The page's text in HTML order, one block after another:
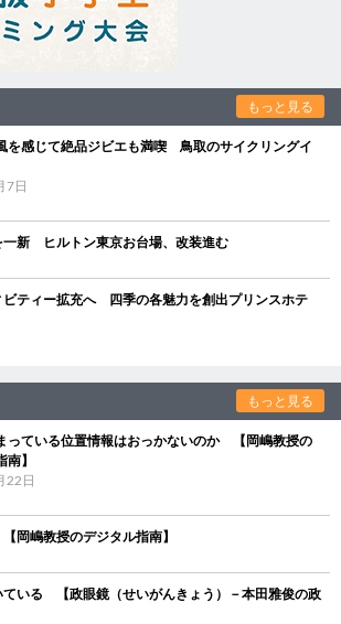
もっと見る
を感じて絶品ジビエも満喫 鳥取のサイクリングイ
7日
一新 ヒルトン東京お台場、改装進む
ビティー拡充へ 四季の各魅力を創出プリンスホテ
もっと見る
っている位置情報はおっかないのか 【岡嶋教授の
】
22日
岡嶋教授のデジタル指南】
ている 【政眼鏡（せいがんきょう）－本田雅俊の政